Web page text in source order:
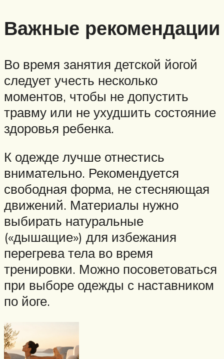
Важные рекомендации
Во время занятия детской йогой
следует учесть несколько
моментов, чтобы не допустить
травму или не ухудшить состояние
здоровья ребенка.
К одежде лучше отнестись
внимательно. Рекомендуется
свободная форма, не стесняющая
движений. Материалы нужно
выбирать натуральные
(«дышащие») для избежания
перегрева тела во время
тренировки. Можно посоветоваться
при выборе одежды с наставником
по йоге.